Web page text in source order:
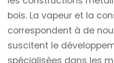
bois. La vapeur et la
correspondent à de
suscitent le
spécialisées dans les